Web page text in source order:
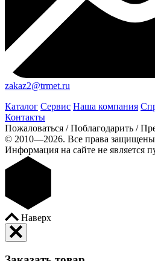
zakaz2@trmet.ru
Каталог Сервис Наша компания
Контакты
Пожаловаться / Поблагодарить /
© 2010—2026. Все права
Информация на сайте не является
Наверх